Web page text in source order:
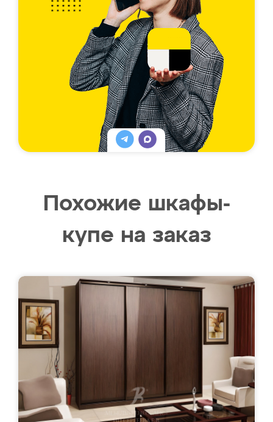
Похожие шкафы-
купе на заказ